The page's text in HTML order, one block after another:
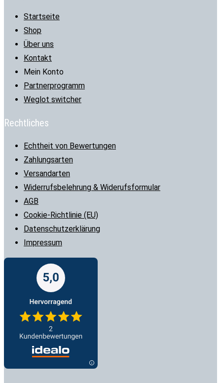
Startseite
Shop
Über uns
Kontakt
Mein Konto
Partnerprogramm
Weglot switcher
Rechtliches
Echtheit von Bewertungen
Zahlungsarten
Versandarten
Widerrufsbelehrung & Widerufsformular
AGB
Cookie-Richtlinie (EU)
Datenschutzerklärung
Impressum